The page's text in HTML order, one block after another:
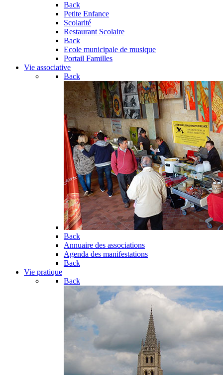
Back
Petite Enfance
Scolarité
Restaurant Scolaire
Back
Ecole municipale de musique
Portail Familles
Vie associative
Back
Back
Annuaire des associations
Agenda des manifestations
Back
Vie pratique
Back